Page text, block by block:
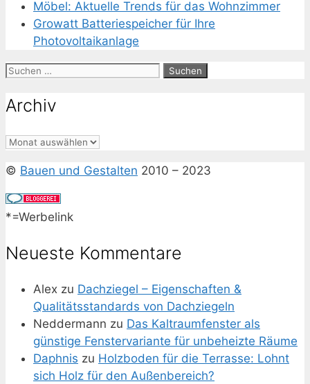
Möbel: Aktuelle Trends für das Wohnzimmer
Growatt Batteriespeicher für Ihre
Photovoltaikanlage
Suchen
Archiv
Archiv
© Bauen und Gestalten 2010 – 2023
*=Werbelink
Neueste Kommentare
Alex zu Dachziegel – Eigenschaften &
Qualitätsstandards von Dachziegeln
Neddermann zu Das Kaltraumfenster als
günstige Fenstervariante für unbeheizte Räume
Daphnis zu Holzboden für die Terrasse: Lohnt
sich Holz für den Außenbereich?